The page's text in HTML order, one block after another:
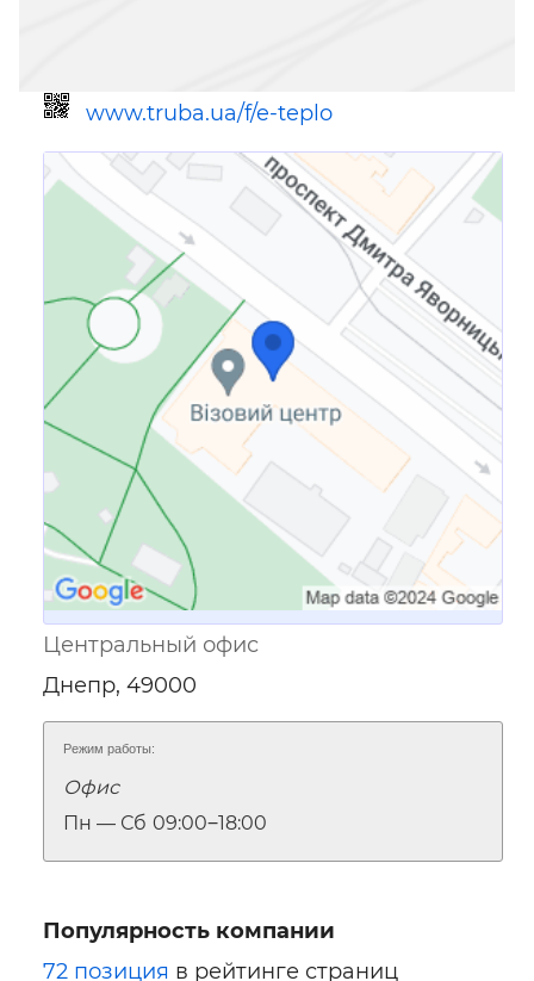
www.truba.ua/f/e-teplo
Ссылка для мобильных устройств
Центральный офис
Днепр, 49000
Режим работы:
Офис
Пн — Сб 09:00‒18:00
Популярность компании
72 позиция в рейтинге страниц